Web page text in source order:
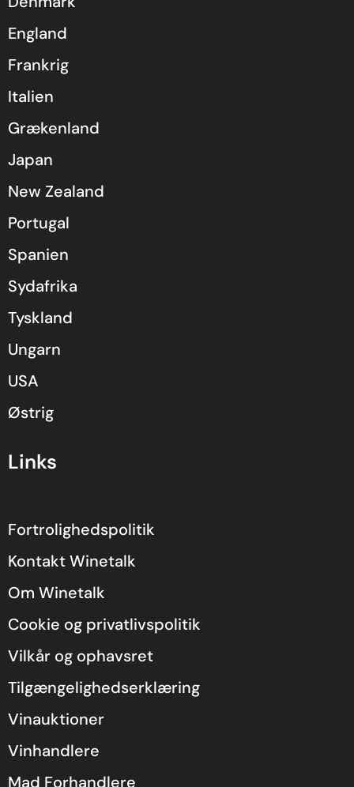
England
Frankrig
Italien
Grækenland
Japan
New Zealand
Portugal
Spanien
Sydafrika
Tyskland
Ungarn
USA
Østrig
Links
Fortrolighedspolitik
Kontakt Winetalk
Om Winetalk
Cookie og privatlivspolitik
Vilkår og ophavsret
Tilgængelighedserklæring
Vinauktioner
Vinhandlere
Mad Forhandlere